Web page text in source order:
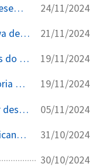
Aposentadoria compulsória de desembargador por conceder prisão domiciliar a líder de facção 24/11/2024
Indiciamento formal por tentativa de golpe 21/11/2024
STF manda soltar 15 condenados do tráfico em Campinas 19/11/2024
Operação Faroeste - Aposentadoria Compulsória pelo CNJ 19/11/2024
Busca contra influenciadores por desinformação eleitoral 05/11/2024
Financiamento do governo americano a iniciativas de censura no Brasil 31/10/2024
30/10/2024